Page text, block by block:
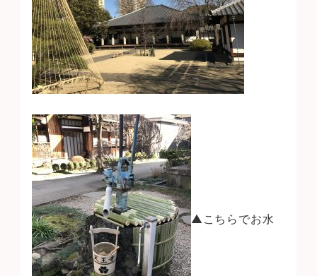
▲こちらでお水